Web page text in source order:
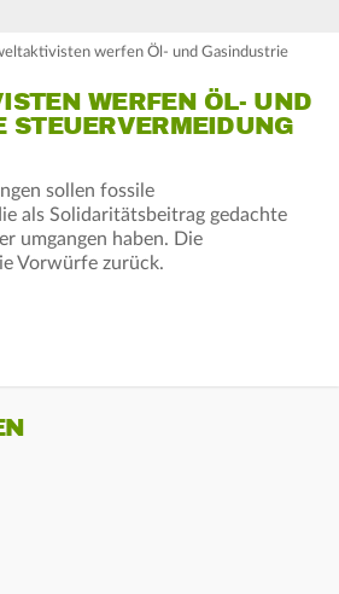
werfen Öl- und Gasindustrie
WERFEN ÖL- UND
STEUERVERMEIDUNG
sollen fossile
als Solidaritätsbeitrag gedachte
umgangen haben. Die
Vorwürfe zurück.